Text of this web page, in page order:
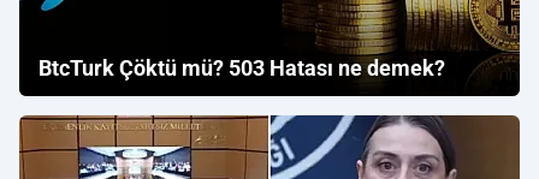
BtcTurk Çöktü mü? 503 Hatası ne demek?